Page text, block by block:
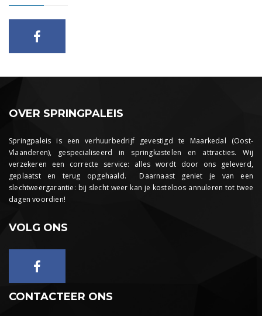
OVER SPRINGPALEIS
Springpaleis is een verhuurbedrijf gevestigd te Maarkedal (Oost-
Vlaanderen), gespecialiseerd in springkastelen en attracties. Wij
verzekeren een correcte service: alles wordt door ons geleverd,
geplaatst en terug opgehaald. Daarnaast geniet je van een
slechtweergarantie: bij slecht weer kan je kosteloos annuleren tot twee
dagen voordien!
VOLG ONS
CONTACTEER ONS